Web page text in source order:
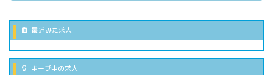
最近みた求人
キープ中の求人